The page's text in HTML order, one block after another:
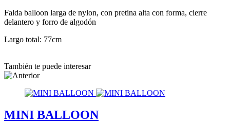
Falda balloon larga de nylon, con pretina alta con forma, cierre
delantero y forro de algodón
Largo total: 77cm
También te puede interesar
MINI BALLOON